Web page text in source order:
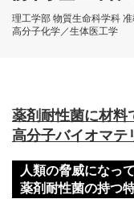
理工学部 物質生命科学科
高分子化学／生体医工学
薬剤耐性菌に材料
高分子バイオマテ
人類の脅威になっ
薬剤耐性菌の持つ